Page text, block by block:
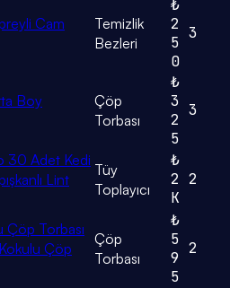
Cam
Temizlik
Bezleri
₺
2
5
0
3
Boy
Çöp
Torbası
₺
3
2
5
3
30 Adet Kedi
Lint
Tüy
Toplayıcı
₺
2
K
2
Torbası
Çöp
Çöp
Torbası
₺
5
9
5
2